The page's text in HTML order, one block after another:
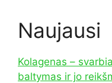
Naujausi
Kolagenas –
baltymas ir jo